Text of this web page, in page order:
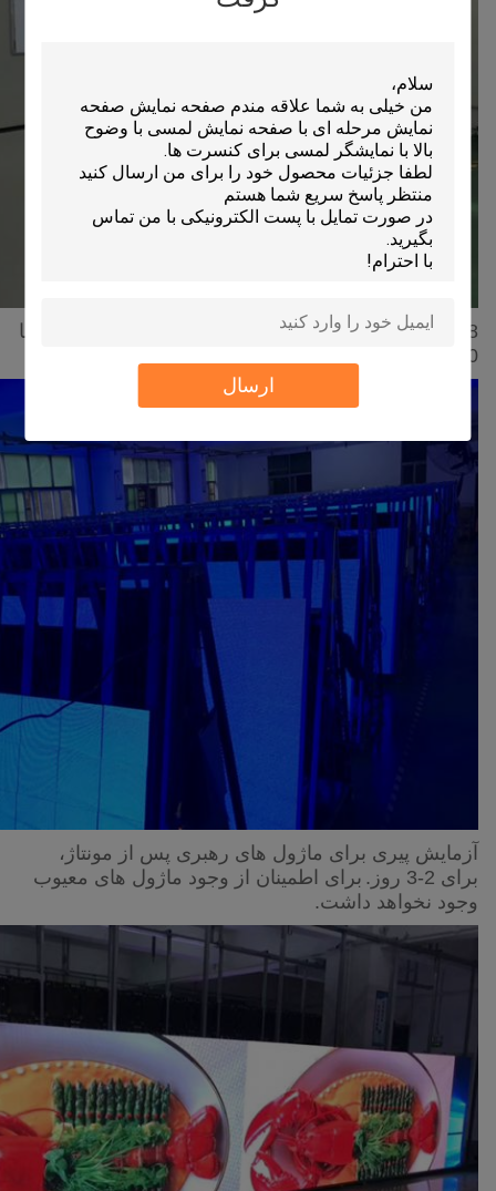
ارسال
8 دستگاه ماشین آلات پخت Led Led برای رفع رطوبت با
60
آزمایش پیری برای ماژول های رهبری پس از مونتاژ،
برای 2-3 روز.
برای اطمینان از وجود ماژول های معیوب
وجود نخواهد داشت.